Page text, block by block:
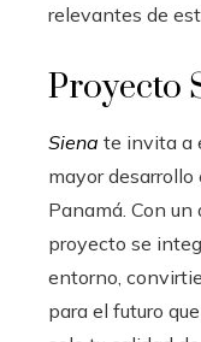
relevantes de
Proyecto
Siena te invita a
mayor
Panamá. Con
proyecto se
entorno,
para el futuro